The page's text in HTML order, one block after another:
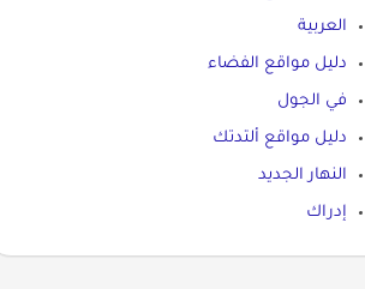
العربية
دليل مواقع الفضاء
في الجول
دليل مواقع ألتدتك
النهار الجديد
إدراك